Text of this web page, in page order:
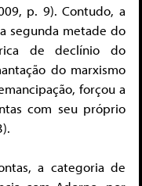
p. 9). Contudo, a
segunda metade do
de declínio do
do marxismo
forçou a
com seu próprio
a categoria de